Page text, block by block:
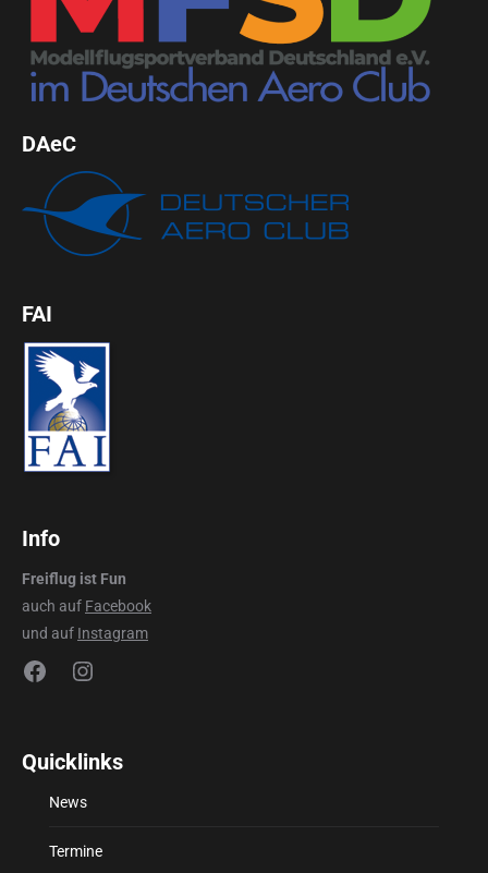
DAeC
FAI
Info
Freiflug ist Fun
auch auf Facebook
und auf Instagram
FacebookInstagram
Quicklinks
News
Termine